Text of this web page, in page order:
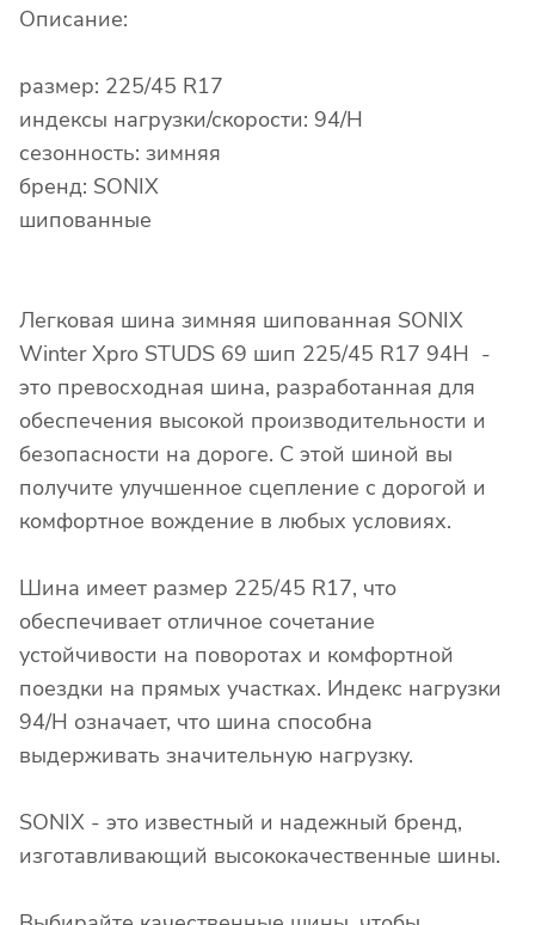
Описание:
размер: 225/45 R17
индексы нагрузки/скорости: 94/H
сезонность: зимняя
бренд: SONIX
шипованные
Легковая шина зимняя шипованная SONIX
Winter Xpro STUDS 69 шип 225/45 R17 94H -
это превосходная шина, разработанная для
обеспечения высокой производительности и
безопасности на дороге. С этой шиной вы
получите улучшенное сцепление с дорогой и
комфортное вождение в любых условиях.
Шина имеет размер 225/45 R17, что
обеспечивает отличное сочетание
устойчивости на поворотах и комфортной
поездки на прямых участках. Индекс нагрузки
94/H означает, что шина способна
выдерживать значительную нагрузку.
SONIX - это известный и надежный бренд,
изготавливающий высококачественные шины.